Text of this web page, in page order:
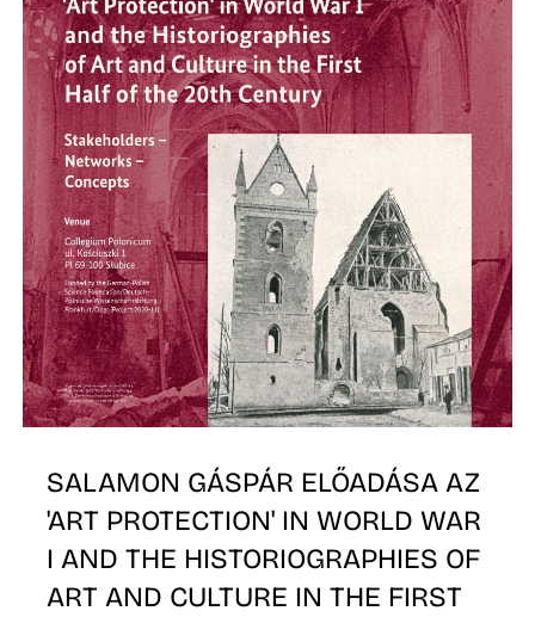
SALAMON GÁSPÁR ELŐADÁSA AZ
'ART PROTECTION' IN WORLD WAR
I AND THE HISTORIOGRAPHIES OF
ART AND CULTURE IN THE FIRST